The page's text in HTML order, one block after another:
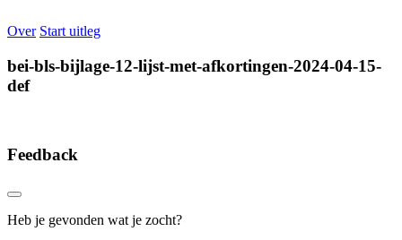
Over Start uitleg
bei-bls-bijlage-12-lijst-met-afkortingen-2024-04-15-
def
Feedback
Heb je gevonden wat je zocht?